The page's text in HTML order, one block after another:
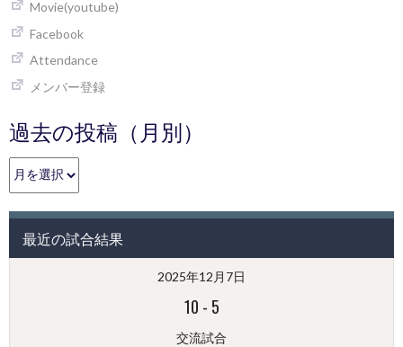
Movie(youtube)
Facebook
Attendance
メンバー登録
過去の投稿（月別）
過
去
投
（月
最近の試合結果
2025年12月7日
10 - 5
交流試合